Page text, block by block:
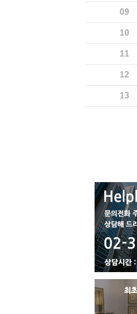
09
10
11
12
13